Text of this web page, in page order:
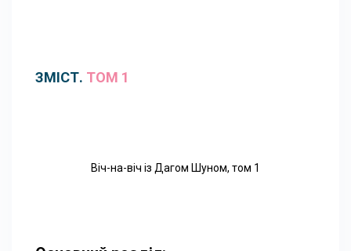
ЗМІСТ. ТОМ 1
Віч-на-віч із Дагом Шуном, том 1